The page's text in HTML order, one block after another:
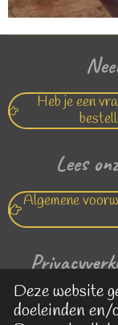
Deze website
doeleinden
Heb je een
Lees
Algemene
Lees hier de